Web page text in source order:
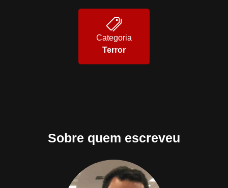
Categoria
Terror
Sobre quem escreveu